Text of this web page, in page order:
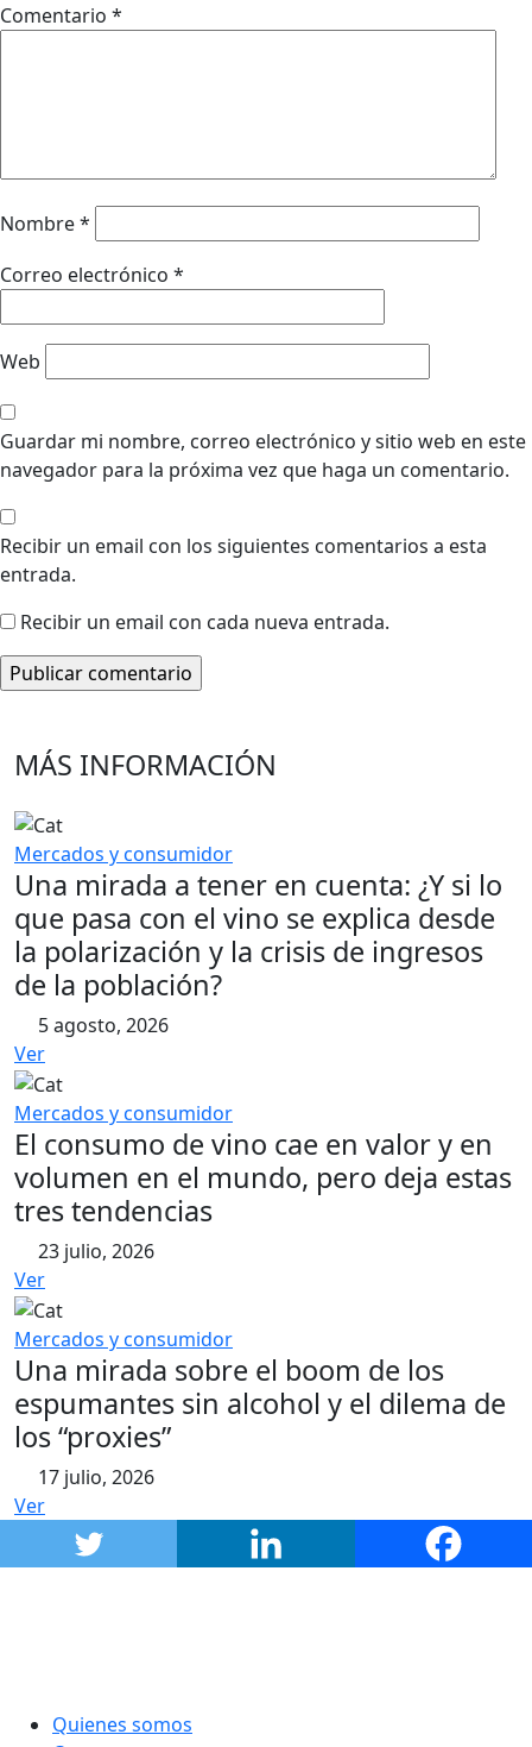
Comentario *
Nombre*
Correo electrónico *
Web
Guardar mi nombre, correo electrónico y sitio web en este
navegador para la próxima vez que haga un comentario.
Recibir un email con los siguientes comentarios a esta
entrada.
Recibir un email con cada nueva entrada.
MÁS INFORMACIÓN
Mercados y consumidor
Una mirada a tener en cuenta: ¿Y si lo
que pasa con el vino se explica desde
la polarización y la crisis de ingresos
de la población?
5 agosto, 2026
Ver
Mercados y consumidor
El consumo de vino cae en valor y en
volumen en el mundo, pero deja estas
tres tendencias
23 julio, 2026
Ver
Mercados y consumidor
Una mirada sobre el boom de los
espumantes sin alcohol y el dilema de
los “proxies”
17 julio, 2026
Ver
Quienes somos